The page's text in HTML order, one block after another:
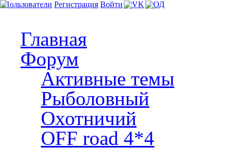
Пользователи Регистрация Войти
Главная
Форум
Активные темы
Рыболовный
Охотничий
OFF road 4*4